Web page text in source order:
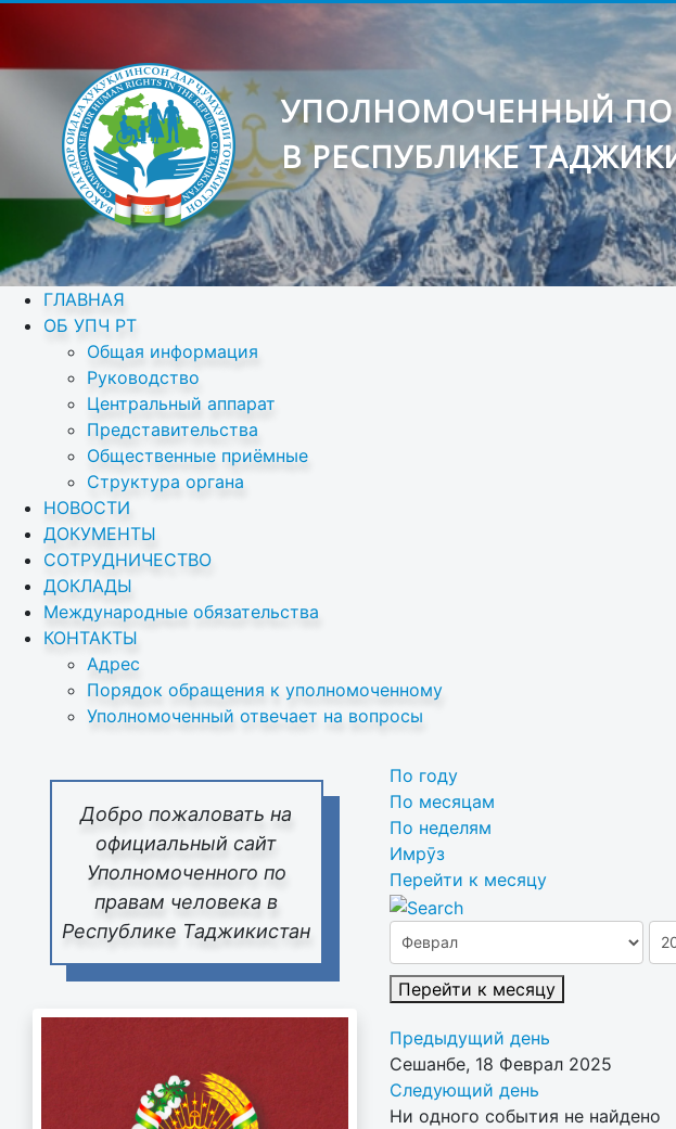
УПОЛНОМОЧЕННЫЙ ПО
В РЕСПУБЛИКЕ
ГЛАВНАЯ
ОБ УПЧ РТ
Общая информация
Руководство
Центральный аппарат
Представительства
Общественные приёмные
Структура органа
НОВОСТИ
ДОКУМЕНТЫ
СОТРУДНИЧЕСТВО
ДОКЛАДЫ
Международные обязательства
КОНТАКТЫ
Адрес
Порядок обращения к уполномоченному
Уполномоченный отвечает на вопросы
Добро пожаловать на
официальный сайт
Уполномоченного по
правам человека в
Республике Таджикистан
По году
По месяцам
По неделям
Имрӯз
Перейти к месяцу
Перейти к месяцу
Предыдущий день
Сешанбе, 18 Феврал 2025
Следующий день
Ни одного события не найдено